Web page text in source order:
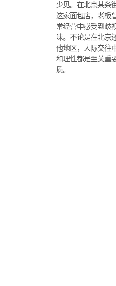
少见。在北京某条
这家面包店，老板
常经营中感受到歧
味。不论是在北京
他地区，人际交往
和理性都是至关重
质。